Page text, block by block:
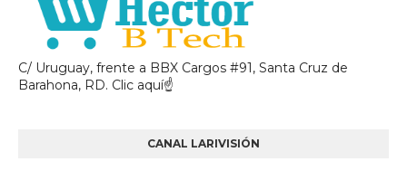
C/ Uruguay, frente a BBX Cargos #91, Santa Cruz de
Barahona, RD. Clic aquí☝
CANAL LARIVISIÓN